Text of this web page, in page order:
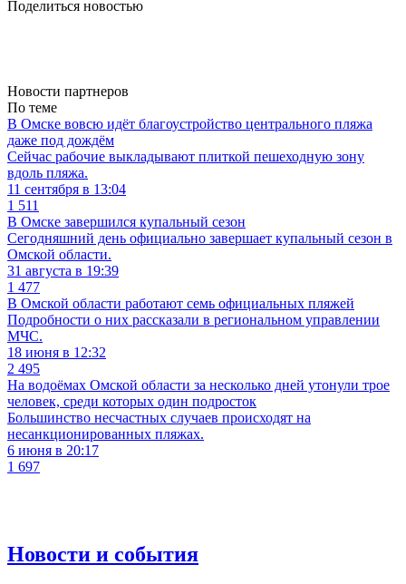
Поделиться новостью
Новости партнеров
По теме
В Омске вовсю идёт благоустройство центрального пляжа
даже под дождём
Сейчас рабочие выкладывают плиткой пешеходную зону
вдоль пляжа.
11 сентября в 13:04
1 511
В Омске завершился купальный сезон
Сегодняшний день официально завершает купальный сезон в
Омской области.
31 августа в 19:39
1 477
В Омской области работают семь официальных пляжей
Подробности о них рассказали в региональном управлении
МЧС.
18 июня в 12:32
2 495
На водоёмах Омской области за несколько дней утонули трое
человек, среди которых один подросток
Большинство несчастных случаев происходят на
несанкционированных пляжах.
6 июня в 20:17
1 697
Новости и события